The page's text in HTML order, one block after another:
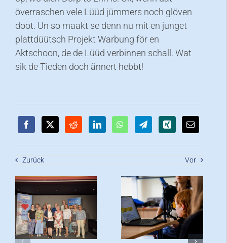
överraschen vele Lüüd jümmers noch glöven
doot. Un so maakt se denn nu mit en junget
plattdüütsch Projekt Warbung för en
Aktschoon, de de Lüüd verbinnen schall. Wat
sik de Tieden doch ännert hebbt!
Zurück Vor